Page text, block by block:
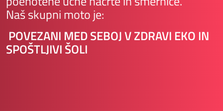
Naš skupni moto je:
POVEZANI MED SEBOJ V ZDRAVI EKO IN
SPOŠTLJIVI ŠOLI